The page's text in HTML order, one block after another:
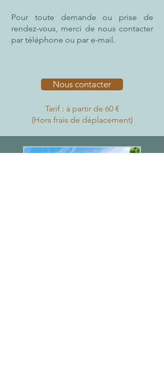
Pour toute demande ou prise de
rendez-vous, merci de nous contacter
par téléphone ou par e-mail.
Nous contacter
Tarif : à partir de 60 €
(Hors frais de déplacement)